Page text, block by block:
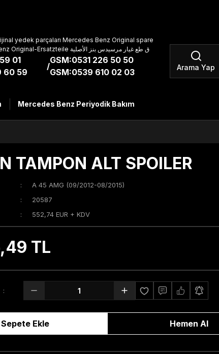
yedek parçaları Mercedes Benz Original spare
parts Mercedes-Benz Original-Ersatzteile ق طع غيار مرسيدس بنز الأصلية
01
60 59
/
GSM:0531 226 50 50
GSM:0539 610 02 03
Arama Yap
Mercedes Benz Periyodik Bakım
TAMPON ALT SPOILER
A 45 AMG (09/2012-08/2015)
20587
552,74 EUR + KDV
TL
Sepete Ekle Hemen Al